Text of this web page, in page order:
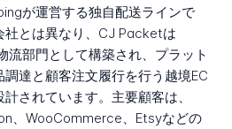
が運営する独自配送ラインで
社とは異なり、CJ Packetは
流部門として構築され、プラット
達と顧客注文履行を行う越境EC
されています。主要顧客は、
、WooCommerce、Etsyなどの